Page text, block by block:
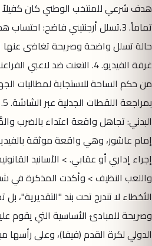
هدف شرعي للمنتخب الوطني كان كفيلاً
تماماً. 3.تسلل أرجنتيني فاضح:
حالة تسلل واضحة وصريحة تغاضى
غرفة الفيديو. 4. التعنت ضد
من حكم الساحة للاستجابة لمطالبات
البدني: تجاهل واقعة اعتداء بالضرب
إمام عاشور، وهي واقعة موثقة
إجراء إداري أو عقابي. > الأسانيد
واللعب النظيف > وأكدت المذكرة في
الأخطاء لا تندرج تحت بند "التقديرية"،
وصريحة للمبادئ الأساسية التي يقوم
الدولي لكرة القدم (فيفا)، وعلى رأسها